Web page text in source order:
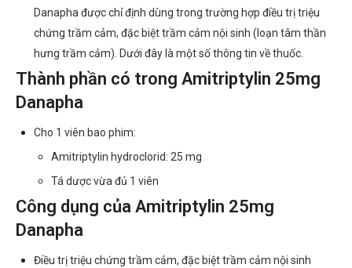
Danapha được chỉ định dùng trong trường hợp điều trị triệu
chứng trầm cảm, đặc biệt trầm cảm nội sinh (loạn tâm thần
hưng trầm cảm). Dưới đây là một số thông tin về thuốc.
Thành phần có trong Amitriptylin 25mg
Danapha
Cho 1 viên bao phim:
Amitriptylin hydroclorid: 25 mg
Tá dược vừa đủ 1 viên
Công dụng của Amitriptylin 25mg
Danapha
Điều trị triệu chứng trầm cảm, đặc biệt trầm cảm nội sinh